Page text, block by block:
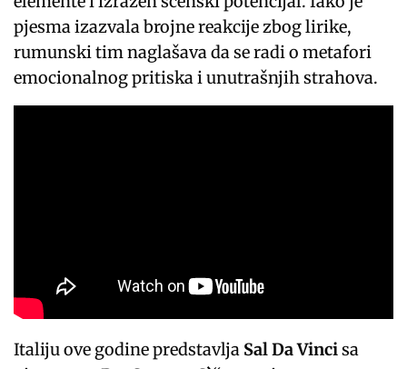
pjesma izazvala brojne reakcije zbog lirike,
rumunski tim naglašava da se radi o metafori
emocionalnog pritiska i unutrašnjih strahova.
Italiju ove godine predstavlja Sal Da Vincisa